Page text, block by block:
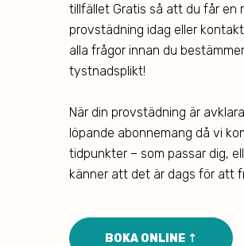
tillfället Gratis så att du får en
provstädning idag eller
alla frågor innan du
tystnadsplikt!
När din provstädning är
löpande abonnemang då vi
tidpunkter – som passar dig,
känner att det är dags för att
BOKA ONLINE ⇡